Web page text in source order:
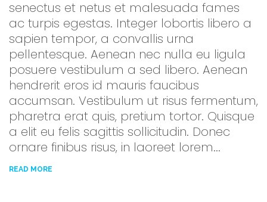
senectus et netus et malesuada fames
ac turpis egestas. Integer lobortis libero a
sapien tempor, a convallis urna
pellentesque. Aenean nec nulla eu ligula
posuere vestibulum a sed libero. Aenean
hendrerit eros id mauris faucibus
accumsan. Vestibulum ut risus fermentum,
pharetra erat quis, pretium tortor. Quisque
a elit eu felis sagittis sollicitudin. Donec
ornare finibus risus, in laoreet lorem...
READ MORE